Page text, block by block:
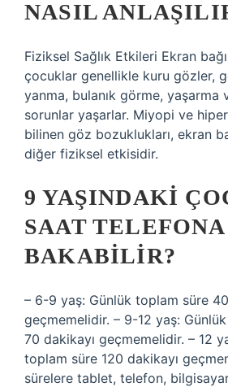
NASIL
Fiziksel Sağlık Etkileri Ekran
çocuklar genellikle kuru gözler,
yanma, bulanık görme,
sorunlar yaşarlar. Miyopi ve
bilinen göz bozuklukları, ekran
diğer fiziksel etkisidir.
9 YAŞINDAKI
SAAT TELEFONA
BAKABILIR?
– 6-9 yaş: Günlük toplam süre
geçmemelidir. – 9-12 yaş:
70 dakikayı geçmemelidir. – 12
toplam süre 120 dakikayı
sürelere tablet, telefon,